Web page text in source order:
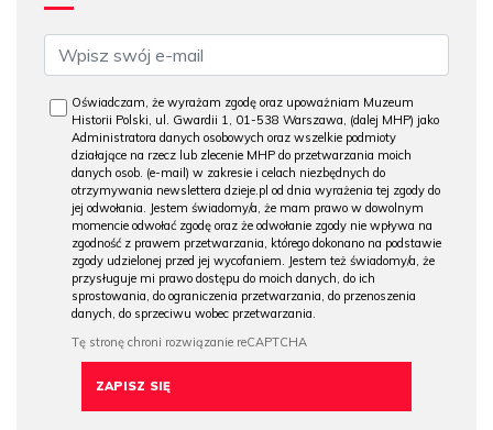
Oświadczam, że wyrażam zgodę oraz upoważniam Muzeum
Historii Polski, ul. Gwardii 1, 01-538 Warszawa, (dalej MHP) jako
Administratora danych osobowych oraz wszelkie podmioty
działające na rzecz lub zlecenie MHP do przetwarzania moich
danych osob. (e-mail) w zakresie i celach niezbędnych do
otrzymywania newslettera dzieje.pl od dnia wyrażenia tej zgody do
jej odwołania. Jestem świadomy/a, że mam prawo w dowolnym
momencie odwołać zgodę oraz że odwołanie zgody nie wpływa na
zgodność z prawem przetwarzania, którego dokonano na podstawie
zgody udzielonej przed jej wycofaniem. Jestem też świadomy/a, że
przysługuje mi prawo dostępu do moich danych, do ich
sprostowania, do ograniczenia przetwarzania, do przenoszenia
danych, do sprzeciwu wobec przetwarzania.